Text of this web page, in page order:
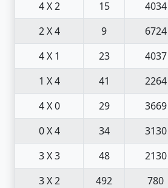
4 X 2 15 4034
2 X 4
9 6724
4 X 1
23 4037
1 X 4
41 2264
4 X 0
29 3669
0 X 4
34 3130
3 X 3
48 2130
3 X 2
492 780